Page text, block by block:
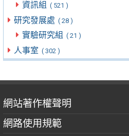
資訊組 ( 521 )
研究發展處 ( 28 )
實驗研究組 ( 21 )
人事室 ( 302 )
網站著作權聲明
網路使用規範